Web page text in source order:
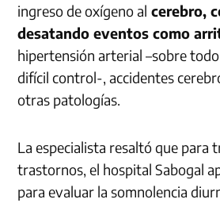
ingreso de oxígeno al cerebro,
desatando eventos como
hipertensión arterial –sobre
difícil control-, accidentes
otras patologías.
La especialista resaltó que para
trastornos, el hospital Sabogal
para evaluar la somnolencia